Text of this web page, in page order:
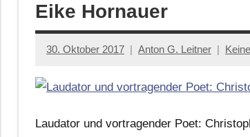
Lyrik,
Essay
und
Eike Hornauer
30. Oktober 2017 Anton G. Leitner
Laudator und vortragender Poet: